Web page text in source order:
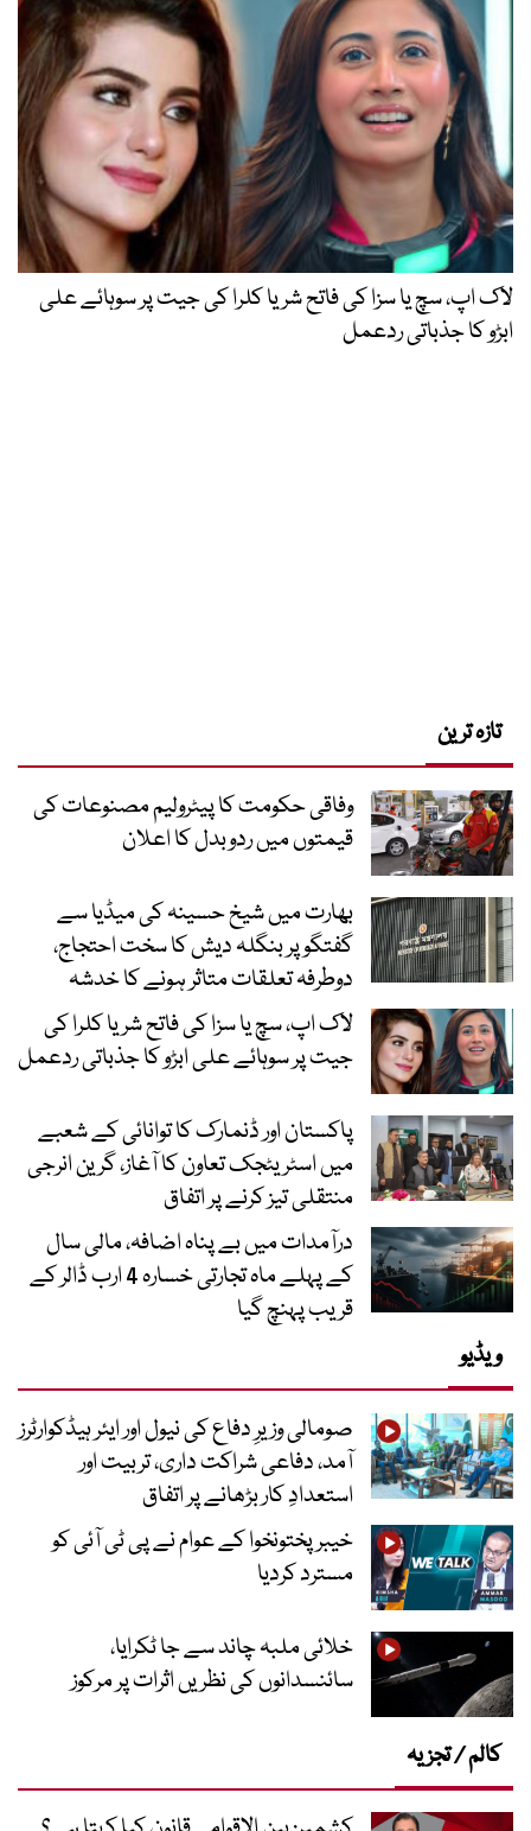
لاک اپ، سچ یا سزا کی فاتح شریا کلرا کی جیت پر سوہائے علی
ابڑو کا جذباتی ردعمل
تازہ ترین
وفاقی حکومت کا پیٹرولیم مصنوعات کی
قیمتوں میں ردوبدل کا اعلان
بھارت میں شیخ حسینہ کی میڈیا سے
گفتگو پر بنگلہ دیش کا سخت احتجاج،
دوطرفہ تعلقات متاثر ہونے کا خدشہ
لاک اپ، سچ یا سزا کی فاتح شریا کلرا کی
جیت پر سوہائے علی ابڑو کا جذباتی ردعمل
پاکستان اور ڈنمارک کا توانائی کے شعبے
میں اسٹریٹجک تعاون کا آغاز، گرین انرجی
منتقلی تیز کرنے پر اتفاق
درآمدات میں بے پناہ اضافہ، مالی سال
کے پہلے ماہ تجارتی خسارہ 4 ارب ڈالر کے
قریب پہنچ گیا
ویڈیو
صومالی وزیرِ دفاع کی نیول اور ایئر ہیڈکوارٹرز
آمد، دفاعی شراکت داری، تربیت اور
استعدادِ کار بڑھانے پر اتفاق
خیبرپختونخوا کے عوام نے پی ٹی آئی کو
مسترد کردیا
خلائی ملبہ چاند سے جا ٹکرایا،
سائنسدانوں کی نظریں اثرات پر مرکوز
کالم / تجزیہ